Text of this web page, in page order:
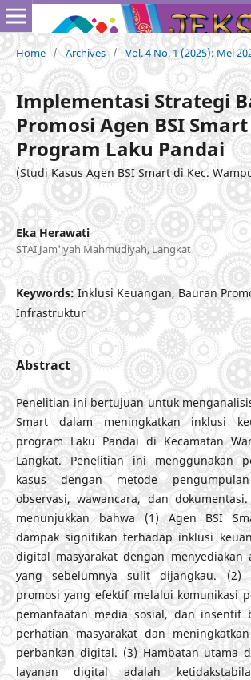
Home / Archives / Vol. 4 No. 1 (2025): Mei
Implementasi Strategi
Promosi Agen BSI
Program Laku Pandai
(Studi Kasus Agen BSI Smart di Kec.
Eka Herawati
STAI Jam'iyah Mahmudiyah, Langkat
Keywords:Inklusi Keuangan, Bauran
Infrastruktur
Abstract
Penelitian ini bertujuan untuk
Smart dalam meningkatkan inklusi
program Laku Pandai di Kecamatan
Langkat. Penelitian ini menggunakan
kasus dengan metode
observasi, wawancara, dan
menunjukkan bahwa (1) Agen BSI
dampak signifikan terhadap inklusi
digital masyarakat dengan menyediakan
yang sebelumnya sulit dijangkau. (2)
promosi yang efektif melalui komunikasi
pemanfaatan media sosial, dan insentif
perhatian masyarakat dan
perbankan digital. (3) Hambatan utama
layanan digital adalah